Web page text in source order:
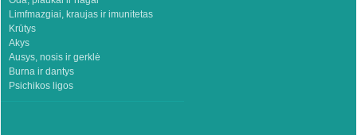
Limfmazgiai, kraujas ir imunitetas
Krūtys
Akys
Ausys, nosis ir gerklė
Burna ir dantys
Psichikos ligos